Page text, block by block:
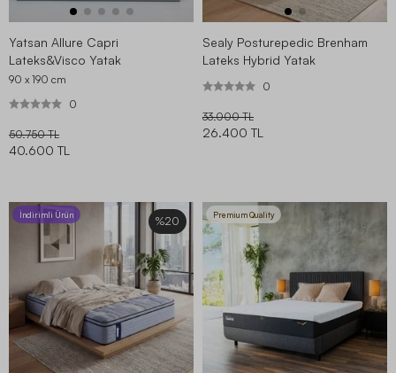
Yatsan Allure Capri
Lateks&Visco Yatak
90 x 190 cm
0
50.750 TL
40.600 TL
Sealy Posturepedic Brenham
Lateks Hybrid Yatak
0
33.000 TL
26.400 TL
%20
İndirimli Ürün Premium Quality